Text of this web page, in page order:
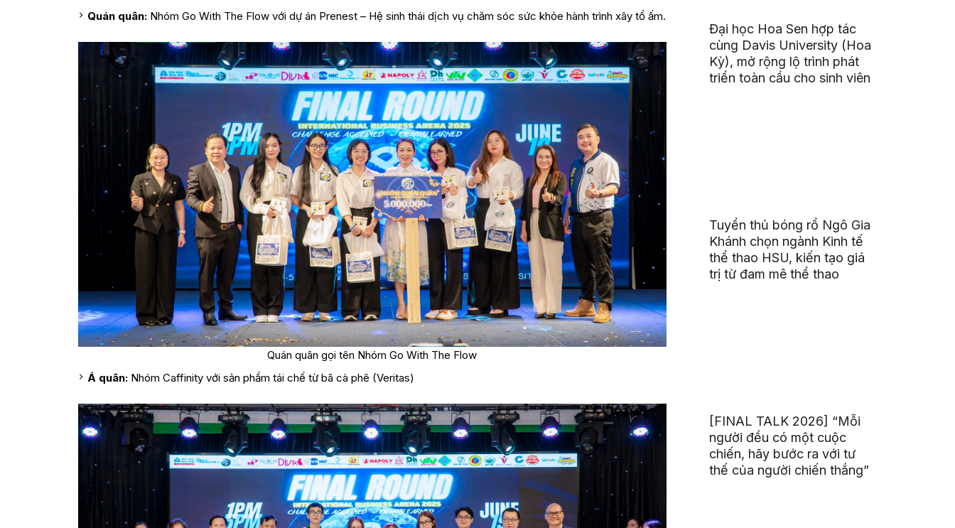
Quán quân:Nhóm Go With The Flow với dự án Prenest – Hệ sinh thái dịch vụ chăm sóc sức khỏe hành trình xây tổ ấm.
Quán quân gọi tên Nhóm Go With The Flow
Á quân:Nhóm Caffinity với sản phẩm tái chế từ bã cà phê (Veritas)
Đại học Hoa Sen hợp tác
cùng Davis University (Hoa
Kỳ), mở rộng lộ trình phát
triển toàn cầu cho sinh viên
Tuyển thủ bóng rổ Ngô Gia
Khánh chọn ngành Kinh tế
thể thao HSU, kiến tạo giá
trị từ đam mê thể thao
[FINAL TALK 2026] “Mỗi
người đều có một cuộc
chiến, hãy bước ra với tư
thế của người chiến thắng”